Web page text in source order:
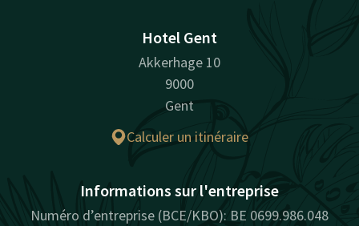
Hotel Gent
Akkerhage 10
9000
Gent
Calculer un itinéraire
Informations sur l'entreprise
Numéro d’entreprise (BCE/KBO): BE 0699.986.048